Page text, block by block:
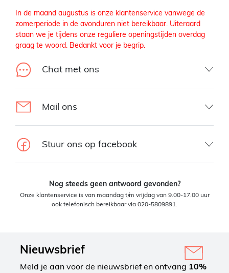
In de maand augustus is onze klantenservice vanwege de
zomerperiode in de avonduren niet bereikbaar. Uiteraard
staan we je tijdens onze reguliere openingstijden overdag
graag te woord. Bedankt voor je begrip.
Chat met ons
Mail ons
Stuur ons op facebook
Nog steeds geen antwoord gevonden?
Onze klantenservice is van maandag t/m vrijdag van 9.00-17.00 uur
ook telefonisch bereikbaar via 020-5809891.
Nieuwsbrief
Meld je aan voor de nieuwsbrief en ontvang 10%